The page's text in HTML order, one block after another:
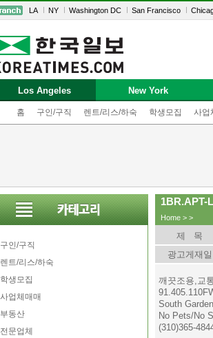
LA NY Washington DC San Francisco
Los Angeles
홈 구인/구직 렌트/리스/하숙 학생모집 사업
New York
구인/구직
렌트/리스/하숙
학생모집
사업체매매
부동산
전문업체
1BR.APT-
Home > >
제 목
광고게재일
깨끗조용,교
South
No Pets/No
(310)365-